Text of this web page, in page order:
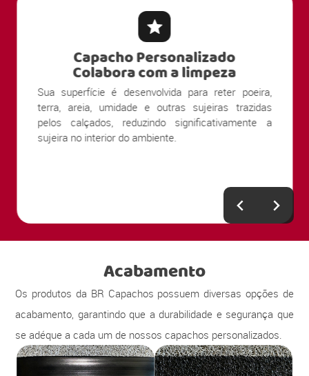
reter poeira,
trazidas
a
Capacho
Protege o piso
Ao evitar o contato direto de
com o piso, o capacho personalizado
a preservação de porcelanatos,
vinílicos, madeira e outros
Acabamento
Os produtos da BR Capachos possuem diversas opções de
acabamento, garantindo que a durabilidade e segurança que
se adéque a cada um de nossos capachos personalizados.